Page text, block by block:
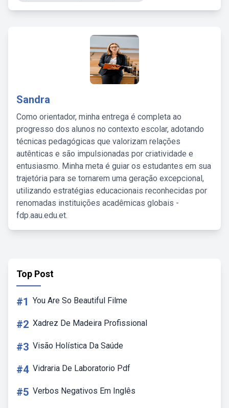
Sandra
Como orientador, minha entrega é completa ao
progresso dos alunos no contexto escolar, adotando
técnicas pedagógicas que valorizam relações
autênticas e são impulsionadas por criatividade e
entusiasmo. Minha meta é guiar os estudantes em sua
trajetória para se tornarem uma geração excepcional,
utilizando estratégias educacionais reconhecidas por
renomadas instituições acadêmicas globais -
fdp.aau.edu.et.
Top Post
#1 You Are So Beautiful Filme
#2 Xadrez De Madeira Profissional
#3 Visão Holística Da Saúde
#4 Vidraria De Laboratorio Pdf
#5 Verbos Negativos Em Inglês